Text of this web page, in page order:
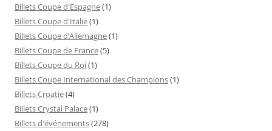
Billets Coupe d'Espagne(1)
Billets Coupe d'Italie(1)
Billets Coupe d’Allemagne(1)
Billets Coupe de France(5)
Billets Coupe du Roi(1)
Billets Coupe International des Champions(1)
Billets Croatie(4)
Billets Crystal Palace(1)
Billets d'événements(278)